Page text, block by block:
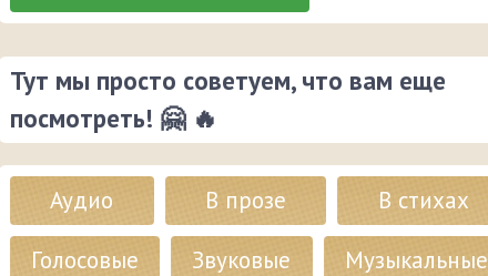
Тут мы просто советуем, что вам еще
посмотреть! 🤗 🔥
Аудио В прозе
В стихах
Голосовые
Звуковые
Музыкальные